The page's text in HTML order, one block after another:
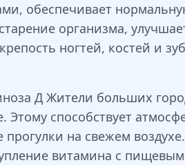
обеспечивает
организма,
ногтей, костей и
Д Жители больших
Этому способствует
на свежем
витамина с